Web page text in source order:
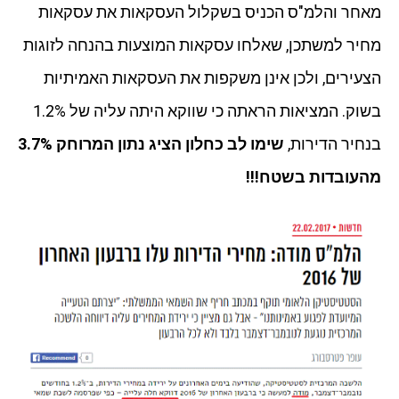
מאחר והלמ"ס הכניס בשקלול העסקאות את עסקאות
מחיר למשתכן, שאלחו עסקאות המוצעות בהנחה לזוגות
הצעירים, ולכן אינן משקפות את העסקאות האמיתיות
בשוק. המציאות הראתה כי שווקא היתה עליה של 1.2%
בנחיר הדירות,
שימו לב כחלון הציג נתון המרוחק 3.7%
מהעובדות בשטח!!!